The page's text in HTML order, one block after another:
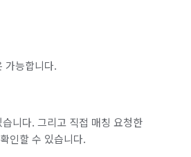
가능합니다.
니다. 그리고 직접 매칭 요청한
인할 수 있습니다.